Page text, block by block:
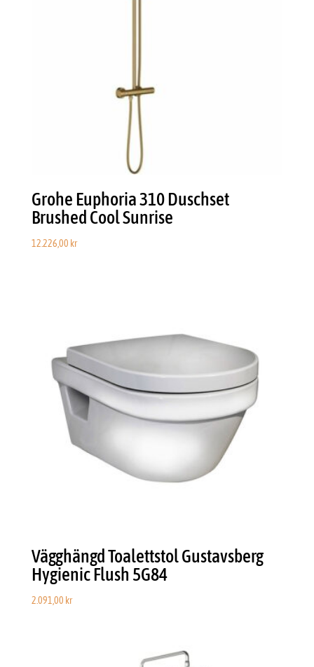
Grohe Euphoria 310 Duschset
Brushed Cool Sunrise
12.226,00 kr
Vägghängd Toalettstol Gustavsberg
Hygienic Flush 5G84
2.091,00 kr